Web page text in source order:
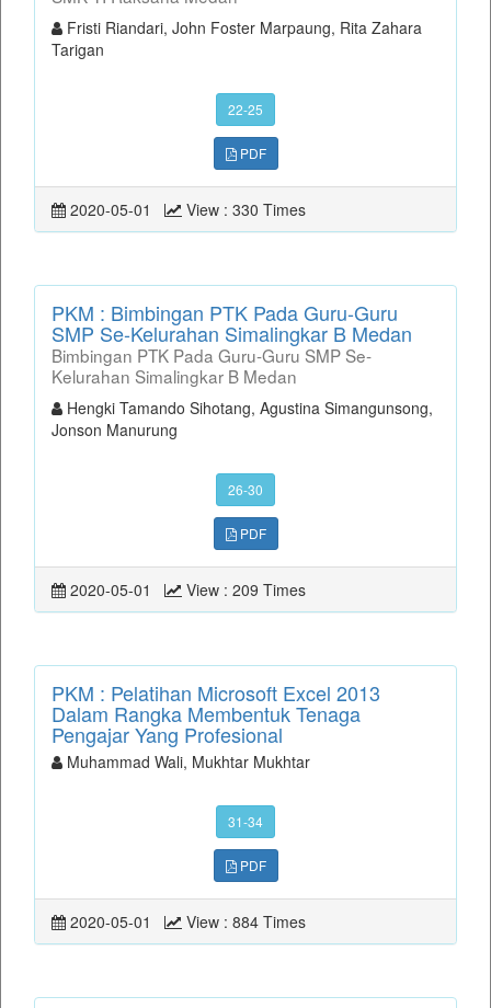
Fristi Riandari, John Foster Marpaung, Rita Zahara
Tarigan
22-25
PDF
2020-05-01 View : 330 Times
PKM : Bimbingan PTK Pada Guru-Guru
SMP Se-Kelurahan Simalingkar B Medan
Bimbingan PTK Pada Guru-Guru SMP Se-
Kelurahan Simalingkar B Medan
Hengki Tamando Sihotang, Agustina Simangunsong,
Jonson Manurung
26-30
PDF
2020-05-01 View : 209 Times
PKM : Pelatihan Microsoft Excel 2013
Dalam Rangka Membentuk Tenaga
Pengajar Yang Profesional
Muhammad Wali, Mukhtar Mukhtar
31-34
PDF
2020-05-01 View : 884 Times